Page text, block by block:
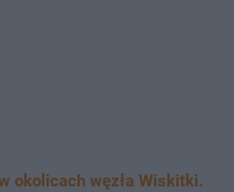
okolicach węzła Wiskitki.